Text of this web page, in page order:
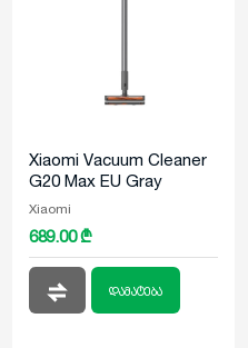
Xiaomi Vacuum Cleaner
G20 Max EU Gray
Xiaomi
689.00 ₾
დამატება